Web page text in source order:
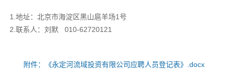
1.地址：北京市海淀区黑山扈羊场1号
2.联系人：刘默 010-62720121
附件：《永定河流域投资有限公司应聘人员登记表》.docx